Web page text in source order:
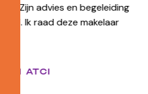
reageert snel,
ben er van overtuigd
makelaar ons